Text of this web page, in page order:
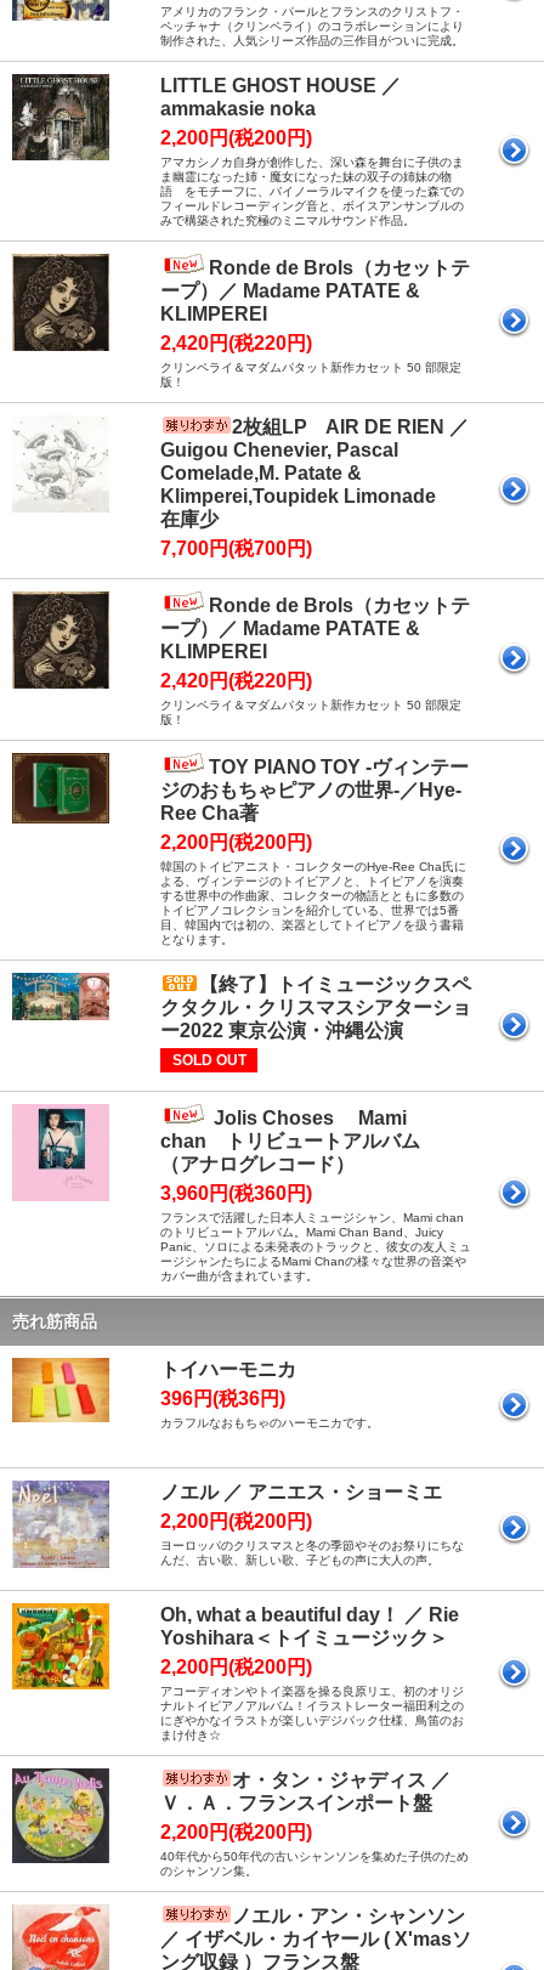
アメリカのフランク・パールとフランスのクリストフ・
ペッチャナ（クリンペライ）のコラボレーションにより
制作された、人気シリーズ作品の三作目がついに完成。
LITTLE GHOST HOUSE ／
ammakasie noka
2,200円(税200円)
アマカシノカ自身が創作した、深い森を舞台に子供のま
ま幽霊になった姉・魔女になった妹の双子の姉妹の物
語 をモチーフに、バイノーラルマイクを使った森での
フィールドレコーディング音と、ボイスアンサンブルの
みで構築された究極のミニマルサウンド作品。
Ronde de Brols（カセットテ
ープ）／ Madame PATATE &
KLIMPEREI
2,420円(税220円)
クリンペライ＆マダムパタット新作カセット 50 部限定
版！
2枚組LP AIR DE RIEN ／
Guigou Chenevier, Pascal
Comelade,M. Patate &
Klimperei,Toupidek Limonade
在庫少
7,700円(税700円)
Ronde de Brols（カセットテ
ープ）／ Madame PATATE &
KLIMPEREI
2,420円(税220円)
クリンペライ＆マダムパタット新作カセット 50 部限定
版！
TOY PIANO TOY -ヴィンテー
ジのおもちゃピアノの世界-／Hye-
Ree Cha著
2,200円(税200円)
韓国のトイピアニスト・コレクターのHye-Ree Cha氏に
よる、ヴィンテージのトイピアノと、トイピアノを演奏
する世界中の作曲家、コレクターの物語とともに多数の
トイピアノコレクションを紹介している、世界では5番
目、韓国内では初の、楽器としてトイピアノを扱う書籍
となります。
【終了】トイミュージックスペ
クタクル・クリスマスシアターショ
ー2022 東京公演・沖縄公演
SOLD OUT
Jolis Choses Mami
chan トリビュートアルバム
（アナログレコード）
3,960円(税360円)
フランスで活躍した日本人ミュージシャン、Mami chan
のトリビュートアルバム。Mami Chan Band、Juicy
Panic、ソロによる未発表のトラックと、彼女の友人ミュ
ージシャンたちによるMami Chanの様々な世界の音楽や
カバー曲が含まれています。
売れ筋商品
トイハーモニカ
396円(税36円)
カラフルなおもちゃのハーモニカです。
ノエル ／ アニエス・ショーミエ
2,200円(税200円)
ヨーロッパのクリスマスと冬の季節やそのお祭りにちな
んだ、古い歌、新しい歌、子どもの声に大人の声。
Oh, what a beautiful day！ ／ Rie
Yoshihara＜トイミュージック＞
2,200円(税200円)
アコーディオンやトイ楽器を操る良原リエ、初のオリジ
ナルトイピアノアルバム！イラストレーター福田利之の
にぎやかなイラストが楽しいデジパック仕様、鳥笛のお
まけ付き☆
オ・タン・ジャディス ／
Ｖ．Ａ．フランスインポート盤
2,200円(税200円)
40年代から50年代の古いシャンソンを集めた子供のため
のシャンソン集。
ノエル・アン・シャンソン
／ イザベル・カイヤール ( X'masソ
ング収録 ）フランス盤